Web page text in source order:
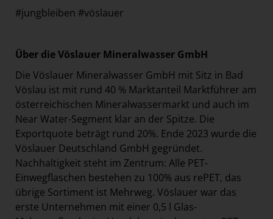
#jungbleiben #vöslauer
Über die Vöslauer Mineralwasser GmbH
Die Vöslauer Mineralwasser GmbH mit Sitz in Bad
Vöslau ist mit rund 40 % Marktanteil Marktführer am
österreichischen Mineralwassermarkt und auch im
Near Water-Segment klar an der Spitze. Die
Exportquote beträgt rund 20%. Ende 2023 wurde die
Vöslauer Deutschland GmbH gegründet.
Nachhaltigkeit steht im Zentrum: Alle PET-
Einwegflaschen bestehen zu 100% aus rePET, das
übrige Sortiment ist Mehrweg. Vöslauer war das
erste Unternehmen mit einer 0,5 l Glas-